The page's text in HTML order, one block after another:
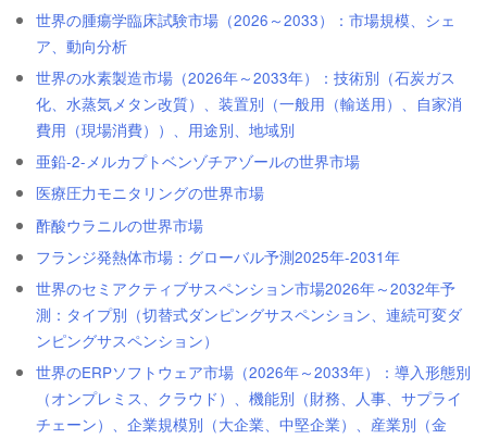
世界の腫瘍学臨床試験市場（2026～2033）：市場規模、シェ
ア、動向分析
世界の水素製造市場（2026年～2033年）：技術別（石炭ガス
化、水蒸気メタン改質）、装置別（一般用（輸送用）、自家消
費用（現場消費））、用途別、地域別
亜鉛-2-メルカプトベンゾチアゾールの世界市場
医療圧力モニタリングの世界市場
酢酸ウラニルの世界市場
フランジ発熱体市場：グローバル予測2025年-2031年
世界のセミアクティブサスペンション市場2026年～2032年予
測：タイプ別（切替式ダンピングサスペンション、連続可変ダ
ンピングサスペンション）
世界のERPソフトウェア市場（2026年～2033年）：導入形態別
（オンプレミス、クラウド）、機能別（財務、人事、サプライ
チェーン）、企業規模別（大企業、中堅企業）、産業別（金